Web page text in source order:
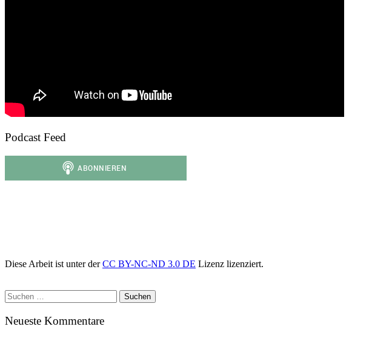
Podcast Feed
Diese Arbeit ist unter derCC BY-NC-ND 3.0 DE Lizenz lizenziert.
Suchen
nach:
Neueste Kommentare